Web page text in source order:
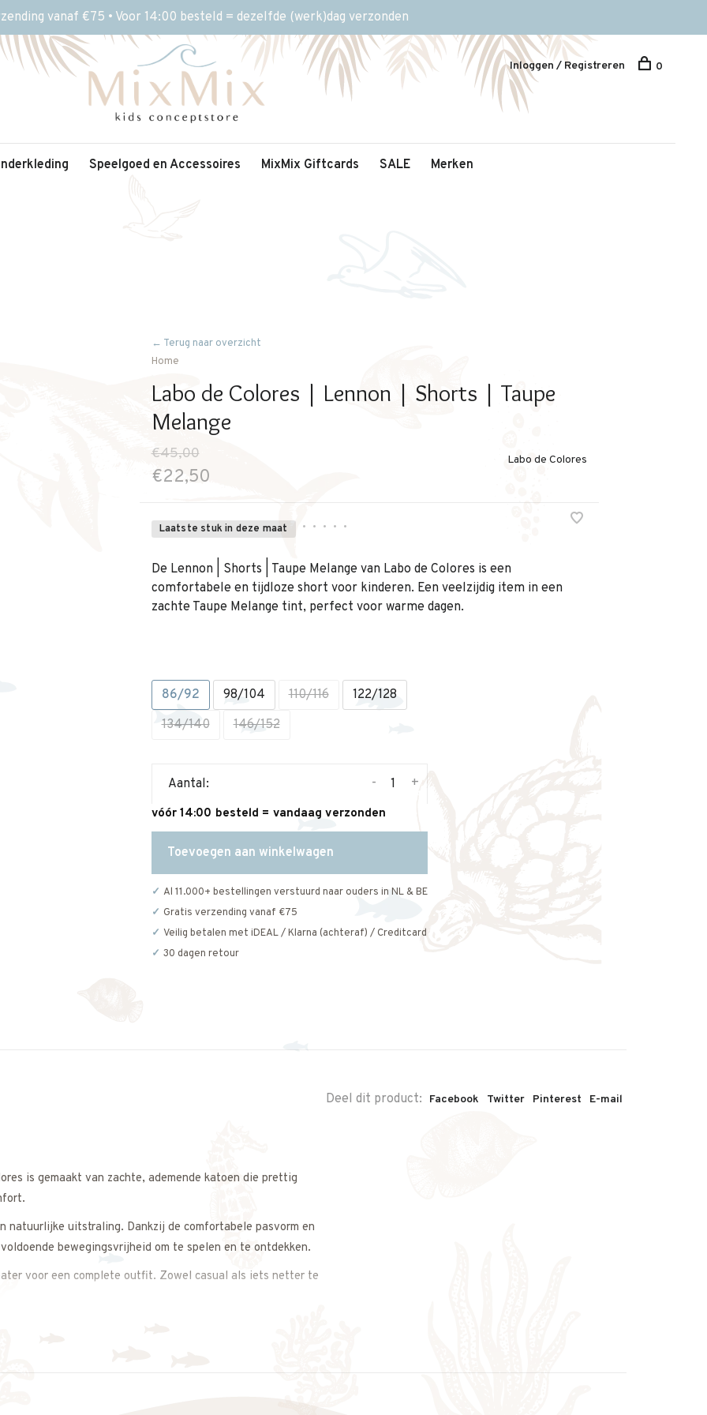
vanaf €75 • Voor 14:00 besteld = dezelfde (werk)dag verzonden
Speelgoed en Accessoires MixMix Giftcards SALE Merken
Inloggen / Registreren 0
← Terug naar overzicht
Home
Labo de Colores | Lennon | Shorts | Taupe
Melange
€45,00
€22,50
Labo de Colores
Laatste stuk in deze maat • • • • •
De Lennon | Shorts | Taupe Melange van Labo de Colores is een
comfortabele en tijdloze short voor kinderen. Een veelzijdig item in een
zachte Taupe Melange tint, perfect voor warme dagen.
86/92 98/104 110/116
122/128
134/140
146/152
Aantal: +
-
vóór 14:00 besteld = vandaag verzonden
Toevoegen aan winkelwagen
Al 11.000+ bestellingen verstuurd naar ouders in NL & BE
Gratis verzending vanaf €75
Veilig betalen met iDEAL / Klarna (achteraf) / Creditcard
30 dagen retour
Deel dit product: Facebook Twitter Pinterest E-mail
is gemaakt van zachte, ademende katoen die prettig
natuurlijke uitstraling. Dankzij de comfortabele pasvorm en
bewegingsvrijheid om te spelen en te ontdekken.
voor een complete outfit. Zowel casual als iets netter te